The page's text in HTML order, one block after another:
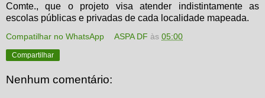
Comte., que o projeto visa atender indistintamente as
escolas públicas e privadas de cada localidade mapeada.
Compatilhar no WhatsApp ASPA DF às05:00
Compartilhar
Nenhum comentário: